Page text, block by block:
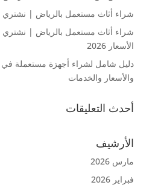
شراء أثاث مستعمل بالرياض |
شراء أثاث مستعمل بالرياض | نشتري
الأسعار 2026
دليل شامل لشراء أجهزة مستعملة في
والأسعار والخدمات
أحدث التعليقات
الأرشيف
مارس 2026
فبراير 2026